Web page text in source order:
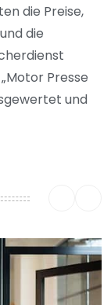
die Preise,
die
Presse
und